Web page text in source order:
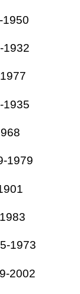
1950
1932
1935
1979
1973
2002